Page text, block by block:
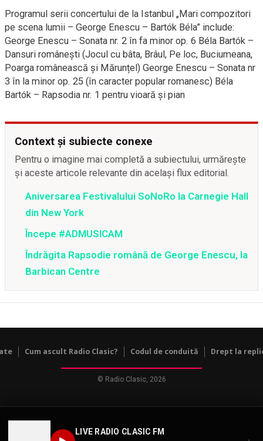
LIVE RADIO CLASIC FM
Programul serii concertului de la Istanbul „Mari compozitori
pe scena lumii – George Enescu – Bartók Béla” include:
George Enescu – Sonata nr. 2 în fa minor op. 6 Béla Bartók –
Dansuri românești (Jocul cu bâta, Brâul, Pe loc, Buciumeana,
Poarga românească și Mărunțel) George Enescu – Sonata nr
3 în la minor op. 25 (în caracter popular romanesc) Béla
Bartók – Rapsodia nr. 1 pentru vioară și pian
Context și subiecte conexe
Pentru o imagine mai completă a subiectului, urmărește
și aceste articole relevante din același flux editorial.
Aniversarea Festivalului SoNoRo la Carnegie Hall
din New York
Începe #ADMUSICAM
Îndrăgita Rapsodie română de George Enescu, la
Barbican Centre
Cum ascult Radio Clasic? Codul de conduită Drept la
© Radio Clasic, 2026